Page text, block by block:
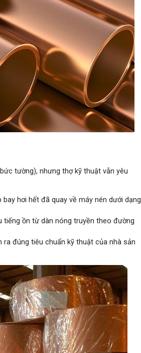
tường), nhưng thợ kỹ thuật vẫn yêu
hơi hết đã quay về máy nén dưới dạng
tiếng ồn từ dàn nóng truyền theo đường
đúng tiêu chuẩn kỹ thuật của nhà sản